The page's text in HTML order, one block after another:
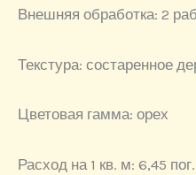
Внешняя обработка: 2
Текстура: состаренное
Цветовая гамма: орех
Расход на 1 кв. м: 6,45